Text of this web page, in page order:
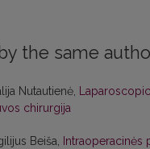
the same
Nutautienė,
chirurgija
Beiša,